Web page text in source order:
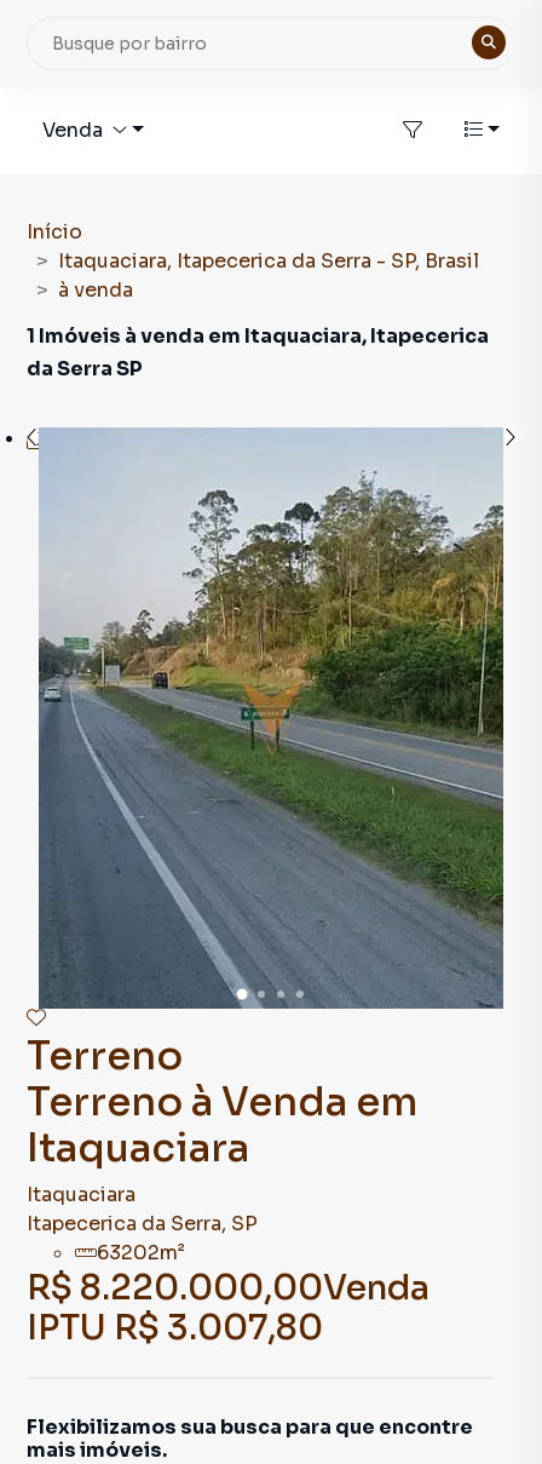
Venda
Início
Itaquaciara, Itapecerica da Serra - SP, Brasil
à venda
1 Imóveis à venda em Itaquaciara, Itapecerica
da Serra SP
Terreno
Terreno à Venda em
Itaquaciara
Itaquaciara
Itapecerica da Serra, SP
63202m²
R$ 8.220.000,00Venda
IPTU R$ 3.007,80
Flexibilizamos sua busca para que encontre
mais imóveis.